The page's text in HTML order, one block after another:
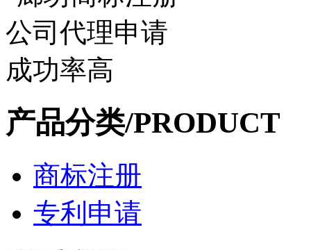
产品分类/PRODUCT
商标注册
专利申请